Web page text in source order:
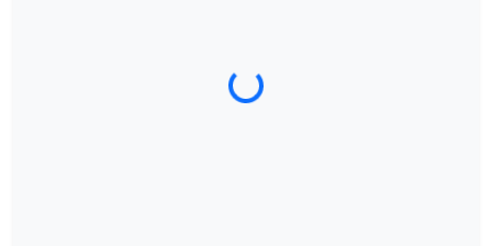
Загрузка трека...